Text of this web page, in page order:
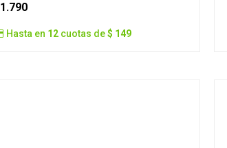
1.790
Hasta en 12cuotas de$ 149